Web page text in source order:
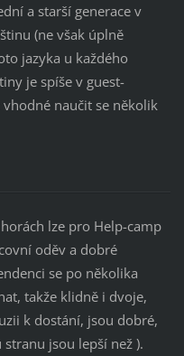
a starší generace v
(ne však úplně
jazyka u každého
je spíše v guest-
vhodné naučit se několik
lze pro Help-camp
oděv a dobré
se po několika
takže klidně i dvoje,
k dostání, jsou dobré,
jsou lepší než ).